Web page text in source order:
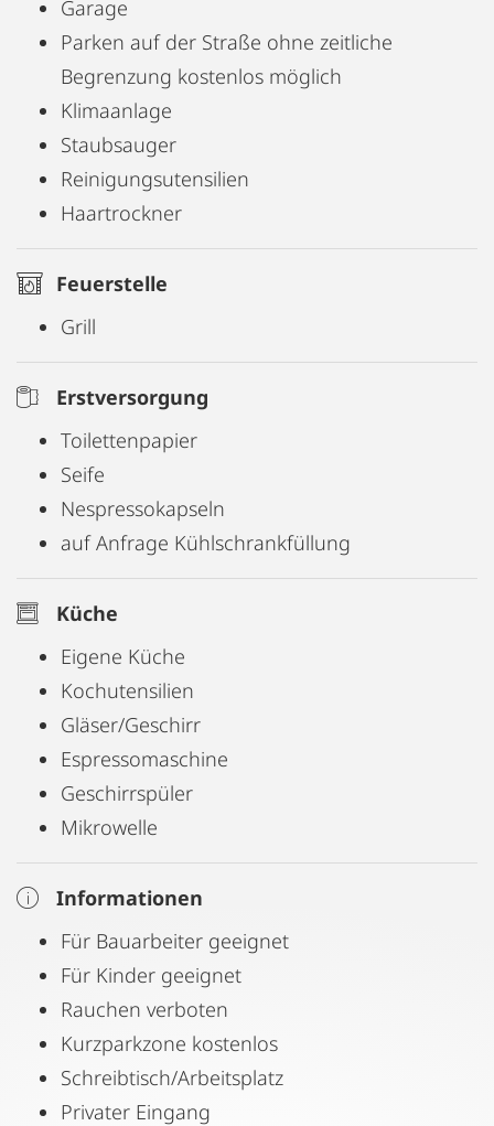
Garage
Parken auf der Straße ohne zeitliche
Begrenzung kostenlos möglich
Klimaanlage
Staubsauger
Reinigungsutensilien
Haartrockner
Feuerstelle
Grill
Erstversorgung
Toilettenpapier
Seife
Nespressokapseln
auf Anfrage Kühlschrankfüllung
Küche
Eigene Küche
Kochutensilien
Gläser/Geschirr
Espressomaschine
Geschirrspüler
Mikrowelle
Informationen
Für Bauarbeiter geeignet
Für Kinder geeignet
Rauchen verboten
Kurzparkzone kostenlos
Schreibtisch/Arbeitsplatz
Privater Eingang